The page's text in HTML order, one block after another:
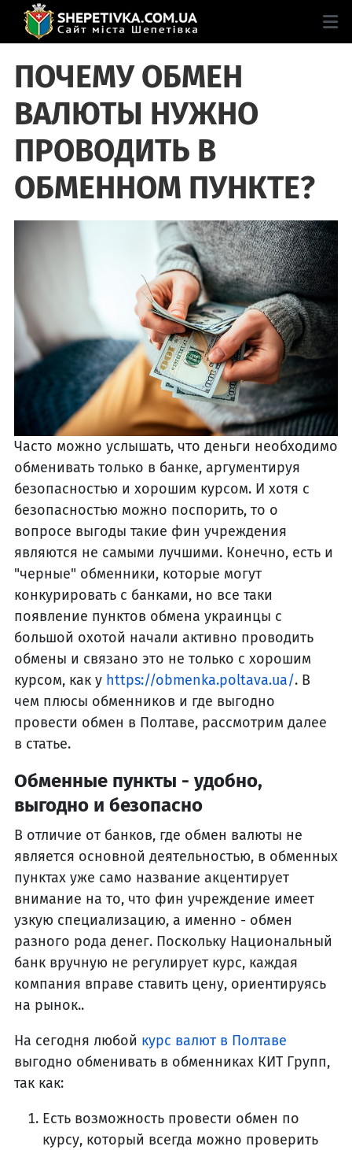
ПОЧЕМУ ОБМЕН
ВАЛЮТЫ НУЖНО
ПРОВОДИТЬ В
ОБМЕННОМ ПУНКТЕ?
Часто можно услышать, что деньги необходимо
обменивать только в банке, аргументируя
безопасностью и хорошим курсом. И хотя с
безопасностью можно поспорить, то о
вопросе выгоды такие фин учреждения
являются не самыми лучшими. Конечно, есть и
"черные" обменники, которые могут
конкурировать с банками, но все таки
появление пунктов обмена украинцы с
большой охотой начали активно проводить
обмены и связано это не только с хорошим
курсом, как у https://obmenka.poltava.ua/. В
чем плюсы обменников и где выгодно
провести обмен в Полтаве, рассмотрим далее
в статье.
Обменные пункты - удобно,
выгодно и безопасно
В отличие от банков, где обмен валюты не
является основной деятельностью, в обменных
пунктах уже само название акцентирует
внимание на то, что фин учреждение имеет
узкую специализацию, а именно - обмен
разного рода денег. Поскольку Национальный
банк вручную не регулирует курс, каждая
компания вправе ставить цену, ориентируясь
на рынок..
На сегодня любой курс валют в Полтаве
выгодно обменивать в обменниках КИТ Групп,
так как:
Есть возможность провести обмен по
курсу, который всегда можно проверить